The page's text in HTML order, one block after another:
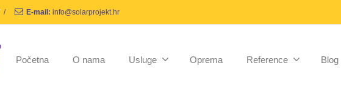
/ E-mail: info@solarprojekt.hr
Početna O nama Usluge Oprema Reference Blog